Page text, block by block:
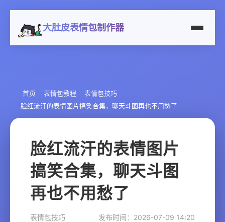
大肚皮表情包制作器
首页 表情包教程
表情包技巧
脸红流汗的表情图片搞笑合集，聊天斗图再也不用愁了
脸红流汗的表情图片
搞笑合集，聊天斗图
再也不用愁了
表情包技巧
发布时间：2026-07-09 14:20